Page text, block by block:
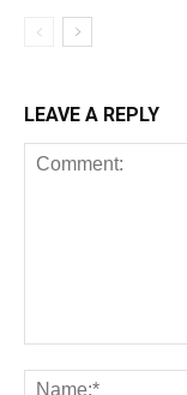
LEAVE A REPLY